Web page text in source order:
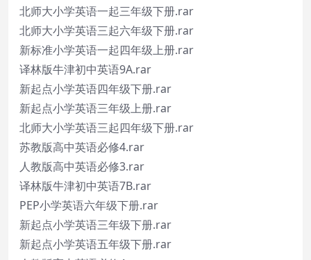
北师大小学英语一起三年级下册.rar
北师大小学英语三起六年级下册.rar
新标准小学英语一起四年级上册.rar
译林版牛津初中英语9A.rar
新起点小学英语四年级下册.rar
新起点小学英语三年级上册.rar
北师大小学英语三起四年级下册.rar
苏教版高中英语必修4.rar
人教版高中英语必修3.rar
译林版牛津初中英语7B.rar
PEP小学英语六年级下册.rar
新起点小学英语三年级下册.rar
新起点小学英语五年级下册.rar